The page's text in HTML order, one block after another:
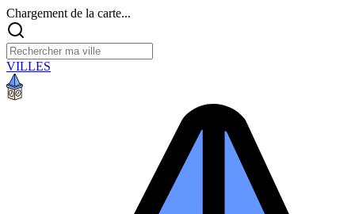
Chargement de la carte...
VILLES